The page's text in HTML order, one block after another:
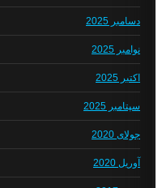
دسامبر 2025
نوامبر 2025
اکتبر 2025
سپتامبر 2025
جولای 2020
آوریل 2020